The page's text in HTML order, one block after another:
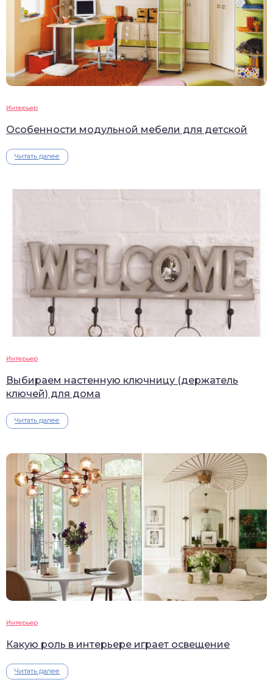
Интерьер
Особенности модульной мебели для детской
Читать далее
Интерьер
Выбираем настенную ключницу (держатель
ключей) для дома
Читать далее
Интерьер
Какую роль в интерьере играет освещение
Читать далее